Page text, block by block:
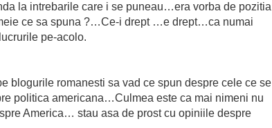
la intrebarile care i se puneau…era vorba de pozitia
ce sa spuna ?…Ce-i drept …e drept…ca numai
pe-acolo.
blogurile romanesti sa vad ce spun despre cele ce se
politica americana…Culmea este ca mai nimeni nu
America… stau asa de prost cu opiniile despre